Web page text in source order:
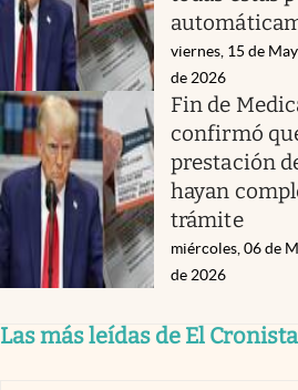
viernes, 15 de
de 2026
Fin de
confirmó
prestación
hayan
trámite
miércoles, 06 de
de 2026
Las más leídas de El